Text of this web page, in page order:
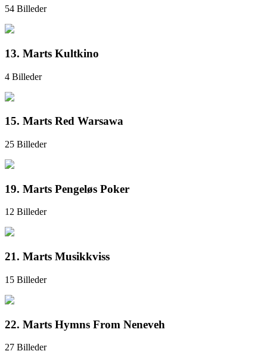
54 Billeder
13. Marts Kultkino
4 Billeder
15. Marts Red Warsawa
25 Billeder
19. Marts Pengeløs Poker
12 Billeder
21. Marts Musikkviss
15 Billeder
22. Marts Hymns From Neneveh
27 Billeder